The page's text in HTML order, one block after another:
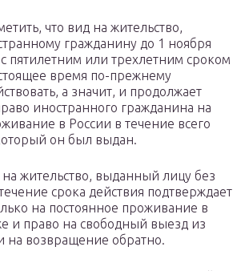
что вид на жительство,
гражданину до 1 ноября
с пятилетним или трехлетним сроком
время по-прежнему
а значит, и продолжает
иностранного гражданина на
в России в течение всего
он был выдан.
жительство, выданный лицу без
срока действия подтверждает
на постоянное проживание в
и право на свободный выезд из
на возвращение обратно.